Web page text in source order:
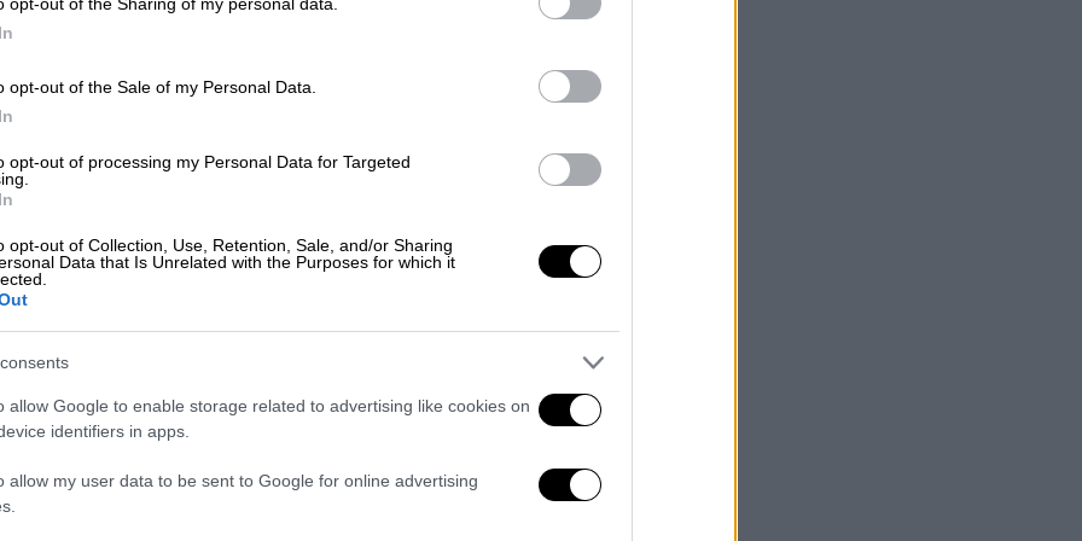
opt-out of the Sale of my Personal Data.
opt-out of processing my Personal Data for Targeted
opt-out of Collection, Use, Retention, Sale, and/or Sharing
Data that Is Unrelated with the Purposes for which it
allow Google to enable storage related to advertising like cookies on
identifiers in apps.
allow my user data to be sent to Google for online advertising
O Ισπανός πιλότος της Renault
ατύχημα ενώ έκανε ποδηλασία στο
Λουγκάνο - Σύμφωνα με
στο σαγόνι
Αθλητισμός|12.02.2021 00:10
Επίσημο: Ο Φερνάντο Αλόνσο
Η Renault ανακοίνωσε και επίσημα τη
στο μονοθέσιό της, με τον Ισπανό να
επιστρέφει στη Formula 1 μετά το